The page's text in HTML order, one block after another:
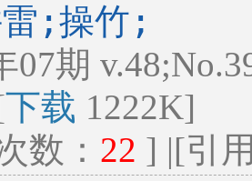
;操竹;
07期
下载 1222K]
数： 22 ] |[引